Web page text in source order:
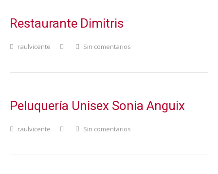
Restaurante Dimitris
raulvicente Sin comentarios
Peluquería Unisex Sonia Anguix
raulvicente Sin comentarios